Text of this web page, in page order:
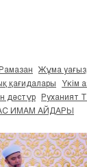
Рамазан Жұма
қағидалары Үкім
дәстүр Руханият
ИМАМ АЙДАРЫ